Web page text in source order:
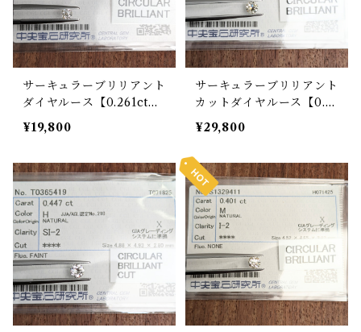
サーキュラーブリリアント
ダイヤルース【0.261ct】
PRO206093
¥19,800
サーキュラーブリリアント
カットダイヤルース【0.4
06ct】PRO207854
¥29,800